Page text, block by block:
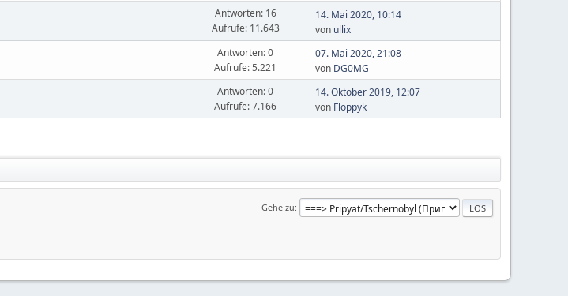
Antworten: 16
Aufrufe: 11.643
14. Mai 2020, 10:14
von ullix
Antworten: 0
Aufrufe: 5.221
07. Mai 2020, 21:08
von DG0MG
Antworten: 0
Aufrufe: 7.166
14. Oktober 2019, 12:07
von Floppyk
Gehe zu